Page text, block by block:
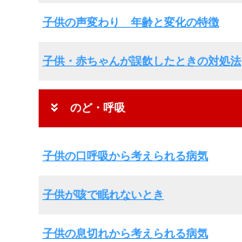
子供の声変わり 年齢と変化の特徴
子供・赤ちゃんが誤飲したときの対処法
のど・呼吸
子供の口呼吸から考えられる病気
子供が咳で眠れないとき
子供の息切れから考えられる病気